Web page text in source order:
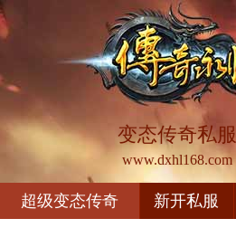
变态传奇私服
www.dxhl168.com
超级变态传奇 新开私服